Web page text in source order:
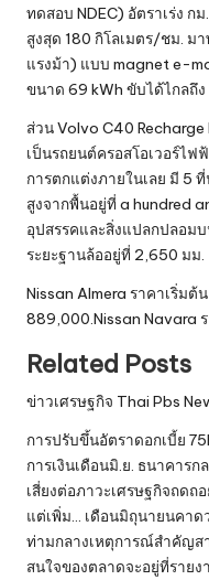
ทดสอบ NDEC) อัตราเร่ง
สูงสุด 180 กิโลเมตร/ชม. ม
แรงม้า) แบบ magnet e-
ขนาด 69 kWh ขับได้ไกลถึ
ส่วน Volvo C40
เป็นรถยนต์ครอสโอเวอร์ไ
การตกแต่งภายในเลย มี 5
สูงจากพื้นอยู่ที่ a hundred
อุปสรรคและสิ่งแปลกปลอม
ระยะฐานล้ออยู่ที่ 2,650 มม.
Nissan Almera ราคาเริ่ม
889,000.Nissan Navara
Related Posts
ข่าวเศรษฐกิจ Thai Pbs
การปรับขึ้นอัตราดอกเบี้ย
การเงินเดือนมิ.ย. ธนาคารก
เสี่ยงต่อภาวะเศรษฐกิจถดถ
แต่เพิ่ม... เดือนมิถุนายนคา
ท่ามกลางเหตุการณ์สำคัญส
สนใจของตลาดจะอยู่ที่ราย